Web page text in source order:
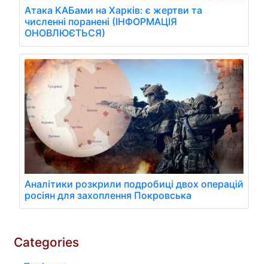
Атака КАБами на Харків: є жертви та
численні поранені (ІНФОРМАЦІЯ
ОНОВЛЮЄТЬСЯ)
Аналітики розкрили подробиці двох операцій
росіян для захоплення Покровська
Categories